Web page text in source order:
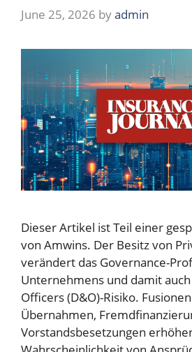
June 25, 2026 byadmin
Dieser Artikel ist Teil einer
von Amwins. Der Besitz von
verändert das Governance-
Unternehmens und damit
Officers (D&O)-Risiko.
Übernahmen,
Vorstandsbesetzungen